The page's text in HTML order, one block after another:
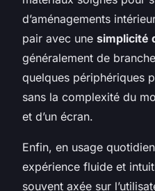
d’aménagements
pair avec une simplicité
généralement de
quelques périphériques
sans la complexité du
et d’un écran.
Enfin, en usage
expérience fluide et
souvent axée sur